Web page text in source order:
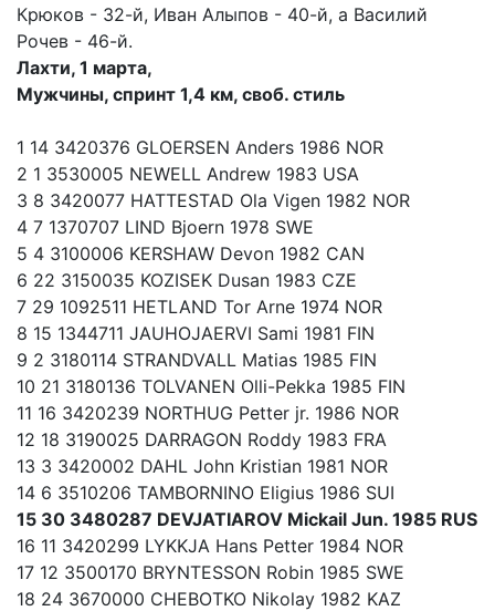
Крюков - 32-й, Иван Алыпов - 40-й, а Василий
Рочев - 46-й.
Лахти, 1 марта,
Мужчины, спринт 1,4 км, своб. стиль
1 14 3420376 GLOERSEN Anders 1986 NOR
2 1 3530005 NEWELL Andrew 1983 USA
3 8 3420077 HATTESTAD Ola Vigen 1982 NOR
4 7 1370707 LIND Bjoern 1978 SWE
5 4 3100006 KERSHAW Devon 1982 CAN
6 22 3150035 KOZISEK Dusan 1983 CZE
7 29 1092511 HETLAND Tor Arne 1974 NOR
8 15 1344711 JAUHOJAERVI Sami 1981 FIN
9 2 3180114 STRANDVALL Matias 1985 FIN
10 21 3180136 TOLVANEN Olli-Pekka 1985 FIN
11 16 3420239 NORTHUG Petter jr. 1986 NOR
12 18 3190025 DARRAGON Roddy 1983 FRA
13 3 3420002 DAHL John Kristian 1981 NOR
14 6 3510206 TAMBORNINO Eligius 1986 SUI
15 30 3480287 DEVJATIAROV Mickail Jun. 1985 RUS
16 11 3420299 LYKKJA Hans Petter 1984 NOR
17 12 3500170 BRYNTESSON Robin 1985 SWE
18 24 3670000 CHEBOTKO Nikolay 1982 KAZ